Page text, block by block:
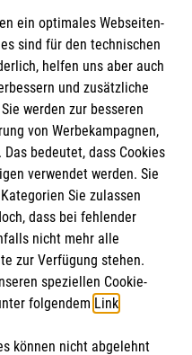
ein optimales Webseiten-
sind für den technischen
helfen uns aber auch
und zusätzliche
werden zur besseren
von Werbekampagnen,
bedeutet, dass Cookies
verwendet werden. Sie
Sie zulassen
dass bei fehlender
nicht mehr alle
zur Verfügung stehen.
speziellen Cookie-
folgendem Link.
können nicht abgelehnt